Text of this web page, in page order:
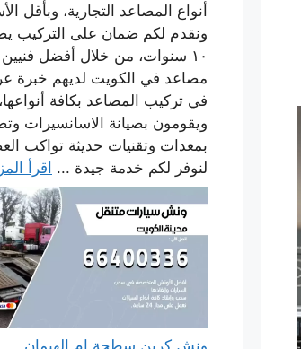
أنواع المصاعد التجارية، وبأقل
ونقدم لكم ضمان على التركيب
١٠ سنوات، من خلال أفضل
مصاعد في الكويت لديهم خبرة
في تركيب المصاعد بكافة أنواعها،
ويقومون بصيانة الاسانسيرات
بمعدات وتقنيات حديثة تواكب
لنوفر لكم خدمة جيدة ... اقرأ
ونش كرين سطحة ام الهيمان